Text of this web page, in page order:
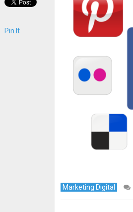
Marketing Digital
Pin It